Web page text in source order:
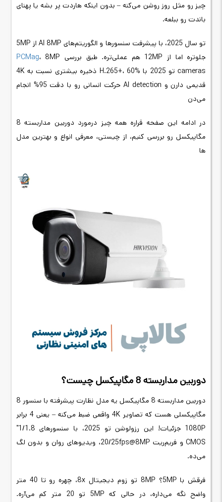
چیز رو مثل روز روشن می‌کنه – بدون اینکه هاردت پر بشه یا پهنای
باندت رو ببلعه.
تو سال 2025، با پیشرفت سنسورها و الگوریتم‌های AI 8MP از 5MP
جلوتره اما از 12MP هم عملی‌تره. طبق بررسی
PCMag، 8MP
cameras تو 2025 با H.265+، 60% ذخیره بیشتری نسبت به 4K
قدیمی دارن و AI detection حرکت انسانی رو با دقت 95% انجام
می‌دن
در ادامه این صفحه قراره همه چیز درمورد دوربین مداربسته 8
مگاپیکسل رو بررسی کنیم، از چیستی، معرفی انواع و بهترین مدل
ها
دوربین مداربسته 8 مگاپیکسل چیست؟
دوربین مداربسته 8 مگاپیکسل یه مدل نظارت پیشرفته با سنسور 8
مگاپیکسلی هست که تصاویر 4K واقعی ضبط می‌کنه – یعنی 4 برابر
1080P جزئیات! این رزولوشن تو 2025، با سنسورهای 1/1.8"
CMOS و فریم‌ریت 20/25fps@8MP، ویدیوهای روان و بدون لگ
می‌ده.
فرقش با 5MP؟ 8MP تو زوم دیجیتال 8x، چهره رو تا 40 متر
واضح نگه می‌داره، در حالی که 5MP تو 20 متر کم می‌آره.